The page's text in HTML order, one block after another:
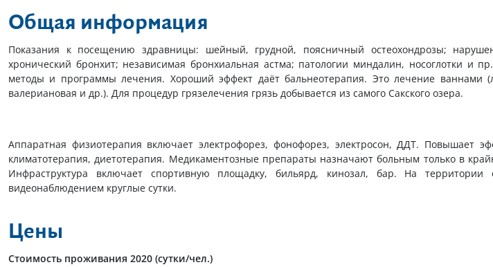
Общая информация
Показания к посещению здравницы: шейный, грудной, поясничный остеохондрозы;
хронический бронхит; независимая бронхиальная астма; патологии миндалин, носоглотки и
методы и программы лечения. Хороший эффект даёт бальнеотерапия. Это лечение ваннами
валериановая и др.). Для процедур грязелечения грязь добывается из самого Сакского озера.
Аппаратная физиотерапия включает электрофорез, фонофорез, электросон, ДДТ. Повышает
климатотерапия, диетотерапия. Медикаментозные препараты назначают больным только в
Инфраструктура включает спортивную площадку, бильярд, кинозал, бар. На территории
видеонаблюдением круглые сутки.
Цены
Стоимость проживания 2020 (сутки/чел.)